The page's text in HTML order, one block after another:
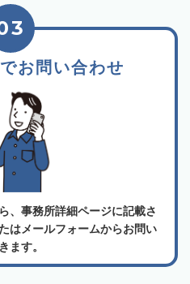
お問い合わせ
、事務所詳細ページに記載さ
はメールフォームからお問い
ます。